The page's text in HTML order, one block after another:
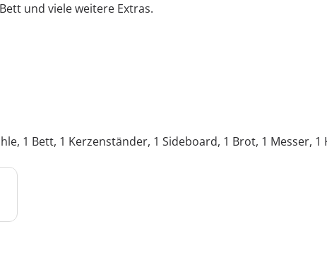
und viele weitere Extras.
1 Bett, 1 Kerzenständer, 1 Sideboard, 1 Brot, 1 Messer, 1